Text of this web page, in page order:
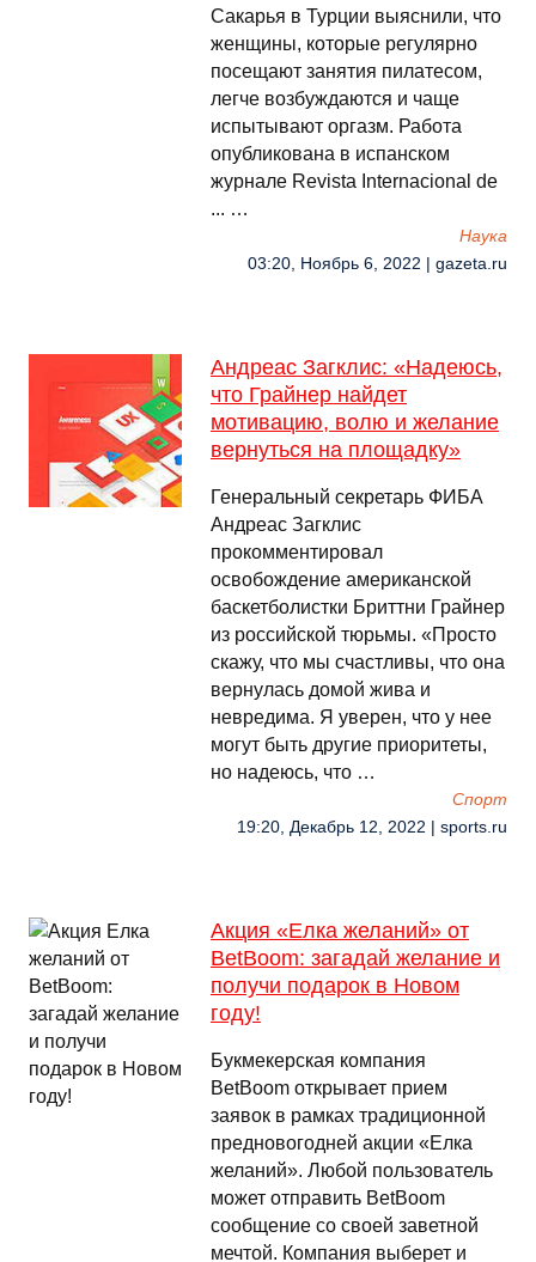
Сакарья в Турции выяснили, что
женщины, которые регулярно
посещают занятия пилатесом,
легче возбуждаются и чаще
испытывают оргазм. Работа
опубликована в испанском
журнале Revista Internacional de
... …
Наука
03:20, Ноябрь 6, 2022 | gazeta.ru
Андреас Загклис: «Надеюсь,
что Грайнер найдет
мотивацию, волю и желание
вернуться на площадку»
Генеральный секретарь ФИБА
Андреас Загклис
прокомментировал
освобождение американской
баскетболистки Бриттни Грайнер
из российской тюрьмы. «Просто
скажу, что мы счастливы, что она
вернулась домой жива и
невредима. Я уверен, что у нее
могут быть другие приоритеты,
но надеюсь, что …
Спорт
19:20, Декабрь 12, 2022 | sports.ru
Акция «Елка желаний» от
BetBoom: загадай желание и
получи подарок в Новом
году!
Букмекерская компания
BetBoom открывает прием
заявок в рамках традиционной
предновогодней акции «Елка
желаний». Любой пользователь
может отправить BetBoom
сообщение со своей заветной
мечтой. Компания выберет и